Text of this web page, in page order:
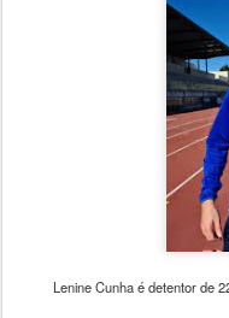
Lenine Cunha é detentor de